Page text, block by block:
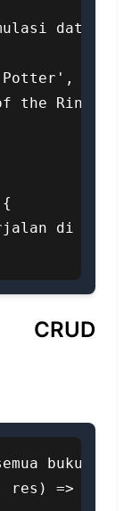
database
Rings',
di
buku
res) => {